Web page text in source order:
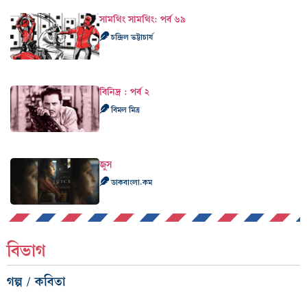
সামথিং সামথিং: পর্ব ৬৯
চন্দ্রিল ভট্টাচার্য
বিনিদ্র : পর্ব ২
বিমল মিত্র
জুস
ডাকবাংলা.কম
বিভাগ
গল্প / কবিতা